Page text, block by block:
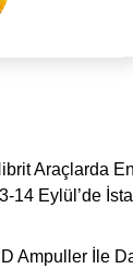
Araçlarda
14 Eylül’de
Ampuller İle